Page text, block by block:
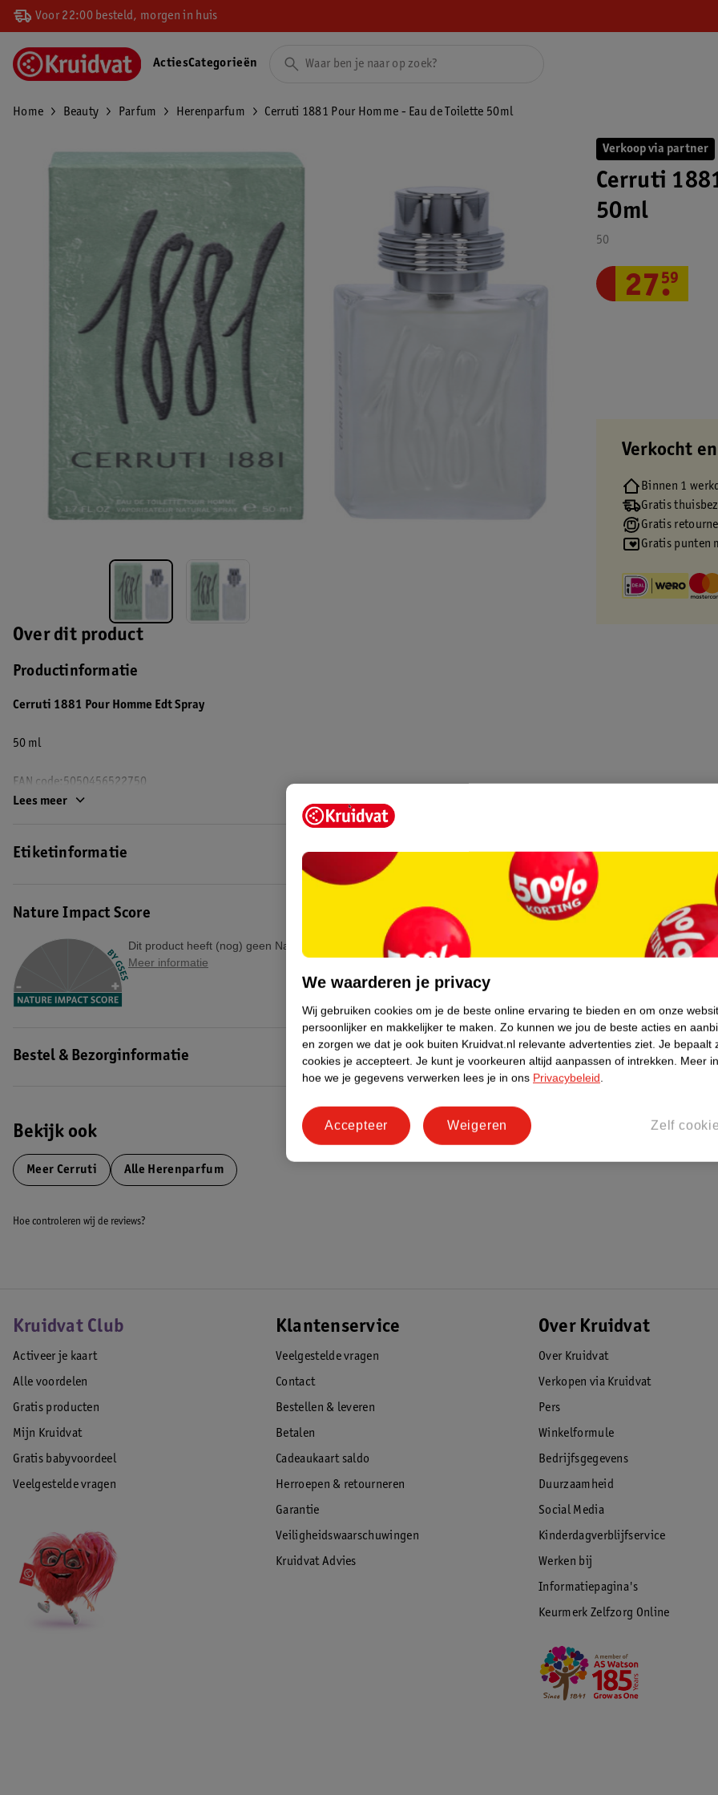
Voor 22:00 besteld, morgen in huis
ActiesCategorieën
Home Beauty Parfum Herenparfum Cerruti 1881 Pour Homme - Eau de Toilette 50ml
Over dit product
Productinformatie
Cerruti 1881 Pour Homme Edt Spray
50 ml
EAN code:5050456522750
Lees meer
Etiketinformatie
Nature Impact Score
Dit product heeft (nog) geen Nature Impact Score.
Meer informatie
Bestel & Bezorginformatie
Bekijk ook
Meer Cerruti Alle Herenparfum
Verkoop via partner
Cerruti
50ml
50
27.
59
Verkocht
Binnen 1
Gratis
Gratis
Gratis punten
Hoe controleren wij de reviews?
Kruidvat Club
Activeer je kaart
Alle voordelen
Gratis producten
Mijn Kruidvat
Gratis babyvoordeel
Veelgestelde vragen
Klantenservice
Veelgestelde vragen
Contact
Bestellen & leveren
Betalen
Cadeaukaart saldo
Herroepen & retourneren
Garantie
Veiligheidswaarschuwingen
Kruidvat Advies
Over Kruidvat
Over Kruidvat
Verkopen via Kruidvat
Pers
Winkelformule
Bedrijfsgegevens
Duurzaamheid
Social Media
Kinderdagverblijfservice
Werken bij
Informatiepagina's
Keurmerk Zelfzorg Online
We waarderen je privacy
Wij gebruiken cookies om je de beste online ervaring te bieden en om onze
persoonlijker en makkelijker te maken. Zo kunnen we jou de beste acties en
en zorgen we dat je ook buiten Kruidvat.nl relevante advertenties ziet. Je bepaalt
cookies je accepteert. Je kunt je voorkeuren altijd aanpassen of intrekken. Meer
hoe we je gegevens verwerken lees je in ons Privacybeleid.
Zelf
Weigeren
Accepteer